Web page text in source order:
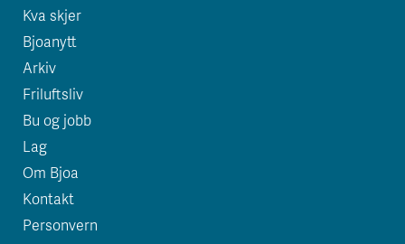
Kva skjer
Bjoanytt
Arkiv
Friluftsliv
Bu og jobb
Lag
Om Bjoa
Kontakt
Personvern